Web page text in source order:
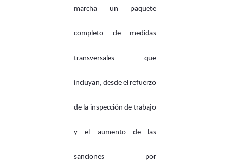
marcha un paquete
completo de medidas
transversales que
incluyan, desde el refuerzo
de la inspección de trabajo
y el aumento de las
sanciones por